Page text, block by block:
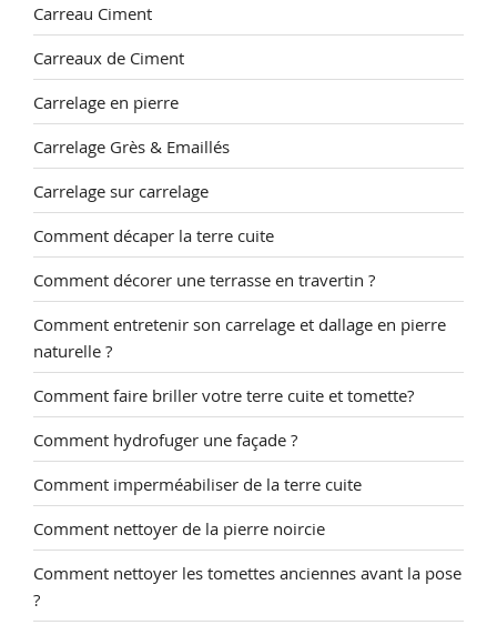
Carreau Ciment
Carreaux de Ciment
Carrelage en pierre
Carrelage Grès & Emaillés
Carrelage sur carrelage
Comment décaper la terre cuite
Comment décorer une terrasse en travertin ?
Comment entretenir son carrelage et dallage en pierre
naturelle ?
Comment faire briller votre terre cuite et tomette?
Comment hydrofuger une façade ?
Comment imperméabiliser de la terre cuite
Comment nettoyer de la pierre noircie
Comment nettoyer les tomettes anciennes avant la pose
?